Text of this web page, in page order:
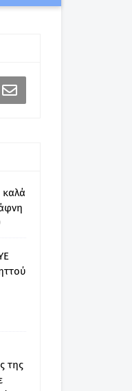
καλά
της